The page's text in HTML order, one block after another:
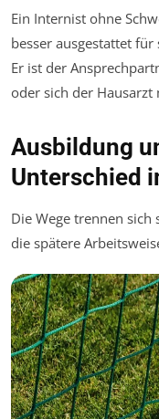
Ein Internist ohne
besser ausgestattet für
Er ist der
oder sich der
Ausbildung
Unterschied
Die Wege trennen sich
die spätere